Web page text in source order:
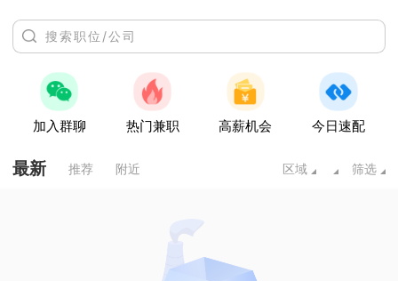
加入群聊 热门兼职 高薪机会 今日速配
最新 推荐 附近 区域 筛选